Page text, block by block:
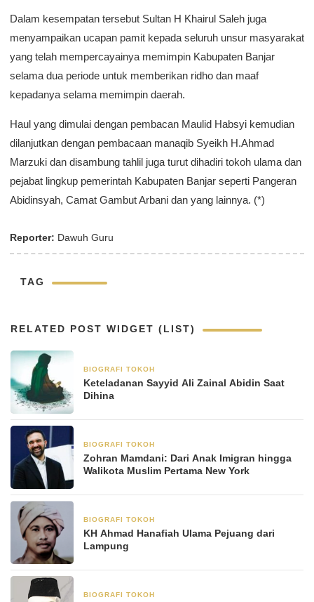
Dalam kesempatan tersebut Sultan H Khairul Saleh juga
menyampaikan ucapan pamit kepada seluruh unsur masyarakat
yang telah mempercayainya memimpin Kabupaten Banjar
selama dua periode untuk memberikan ridho dan maaf
kepadanya selama memimpin daerah.
Haul yang dimulai dengan pembacan Maulid Habsyi kemudian
dilanjutkan dengan pembacaan manaqib Syeikh H.Ahmad
Marzuki dan disambung tahlil juga turut dihadiri tokoh ulama dan
pejabat lingkup pemerintah Kabupaten Banjar seperti Pangeran
Abidinsyah, Camat Gambut Arbani dan yang lainnya. (*)
Reporter: Dawuh Guru
TAG
RELATED POST WIDGET (LIST)
BIOGRAFI TOKOH
Keteladanan Sayyid Ali Zainal Abidin Saat
Dihina
BIOGRAFI TOKOH
Zohran Mamdani: Dari Anak Imigran hingga
Walikota Muslim Pertama New York
BIOGRAFI TOKOH
KH Ahmad Hanafiah Ulama Pejuang dari
Lampung
BIOGRAFI TOKOH